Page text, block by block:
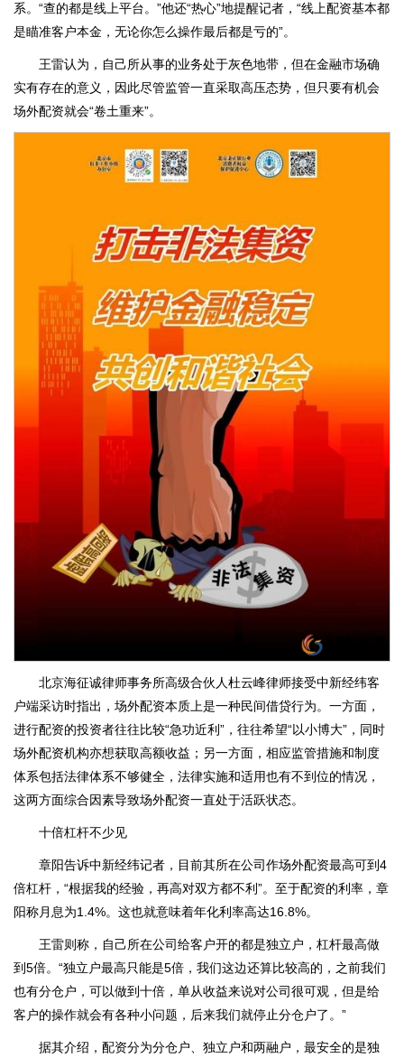
系。“查的都是线上平台。”他还“热心”地提醒记者，“线上配资基本都
是瞄准客户本金，无论你怎么操作最后都是亏的”。
王雷认为，自己所从事的业务处于灰色地带，但在金融市场确
实有存在的意义，因此尽管监管一直采取高压态势，但只要有机会
场外配资就会“卷土重来”。
北京海征诚律师事务所高级合伙人杜云峰律师接受中新经纬客
户端采访时指出，场外配资本质上是一种民间借贷行为。一方面，
进行配资的投资者往往比较“急功近利”，往往希望“以小博大”，同时
场外配资机构亦想获取高额收益；另一方面，相应监管措施和制度
体系包括法律体系不够健全，法律实施和适用也有不到位的情况，
这两方面综合因素导致场外配资一直处于活跃状态。
十倍杠杆不少见
章阳告诉中新经纬记者，目前其所在公司作场外配资最高可到4
倍杠杆，“根据我的经验，再高对双方都不利”。至于配资的利率，章
阳称月息为1.4%。这也就意味着年化利率高达16.8%。
王雷则称，自己所在公司给客户开的都是独立户，杠杆最高做
到5倍。“独立户最高只能是5倍，我们这边还算比较高的，之前我们
也有分仓户，可以做到十倍，单从收益来说对公司很可观，但是给
客户的操作就会有各种小问题，后来我们就停止分仓户了。”
据其介绍，配资分为分仓户、独立户和两融户，最安全的是独